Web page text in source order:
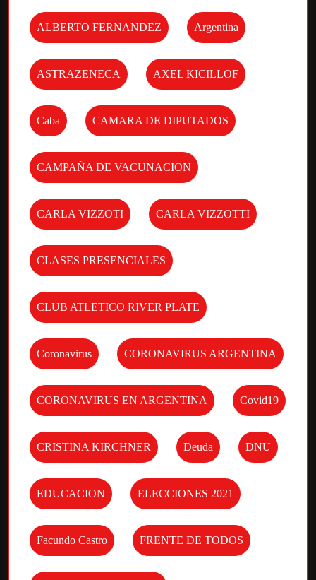
ALBERTO FERNANDEZ Argentina
ASTRAZENECA AXEL KICILLOF
Caba CAMARA DE DIPUTADOS
CAMPAÑA DE VACUNACION
CARLA VIZZOTI CARLA VIZZOTTI
CLASES PRESENCIALES
CLUB ATLETICO RIVER PLATE
Coronavirus CORONAVIRUS ARGENTINA
CORONAVIRUS EN ARGENTINA Covid19
CRISTINA KIRCHNER Deuda DNU
EDUCACION ELECCIONES 2021
Facundo Castro FRENTE DE TODOS